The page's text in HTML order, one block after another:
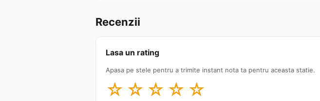
Recenzii
Lasa un rating
Apasa pe stele pentru a trimite instant nota ta pentru aceasta statie.
☆ ☆ ☆ ☆ ☆